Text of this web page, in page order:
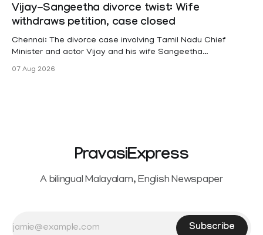
hysterectomy surgery under the Kerala Service Rules
(KSR). The court noted that since essential benefits like
maternity
Vijay-Sangeetha divorce twist: Wife
withdraws petition, case closed
Chennai: The divorce case involving Tamil Nadu Chief
Minister and actor Vijay and his wife Sangeetha
Sowrnalingam has taken a new turn after Sangeetha
07 Aug 2026
PravasiExpress
A bilingual Malayalam, English Newspaper
Subscribe